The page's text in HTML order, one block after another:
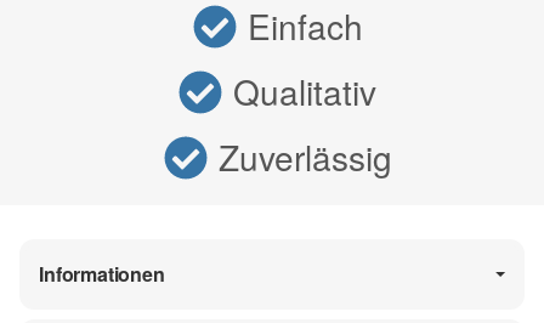
Einfach
Qualitativ
Zuverlässig
Informationen